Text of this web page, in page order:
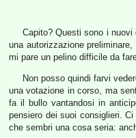
Capito? Questi sono i
una autorizzazione
mi pare un pelino difficile da
Non posso quindi farvi
una votazione in corso, ma
fa il bullo vantandosi in
pensiero dei suoi consiglieri.
che sembri una cosa seria: